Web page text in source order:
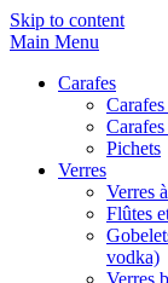
Skip to content
Main Menu
Carafes
Pichets
Verres
Verres
Flûtes
vodka)
Verres